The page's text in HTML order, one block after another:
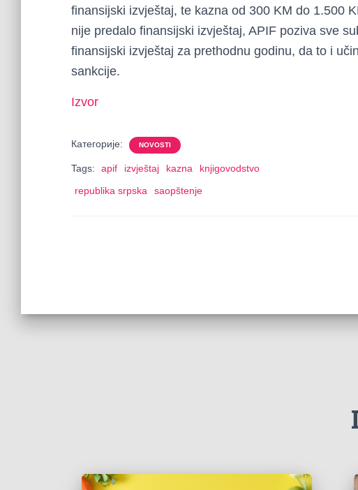
finansijski izvještaj, te kazna od 300 KM do 1.500
nije predalo finansijski izvještaj, APIF poziva sve
finansijski izvještaj za prethodnu godinu, da to i
sankcije.
Izvor
Категорије: NOVOSTI
Tags: apif izvještaj kazna
knjigovodstvo
republika srpska
saopštenje